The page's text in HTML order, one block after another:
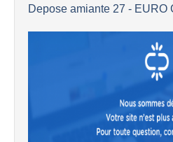
Depose amiante 27 - EURO